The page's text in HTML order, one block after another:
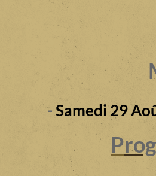
-Samedi 29
P